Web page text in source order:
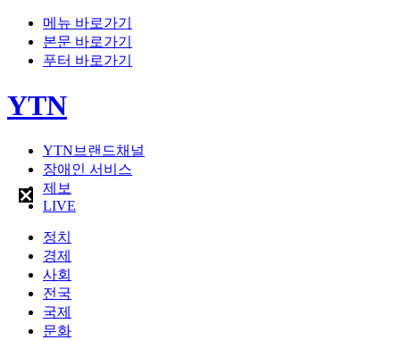
메뉴 바로가기
본문 바로가기
푸터 바로가기
YTN
YTN브랜드채널
장애인 서비스
제보
LIVE
정치
경제
사회
전국
국제
문화